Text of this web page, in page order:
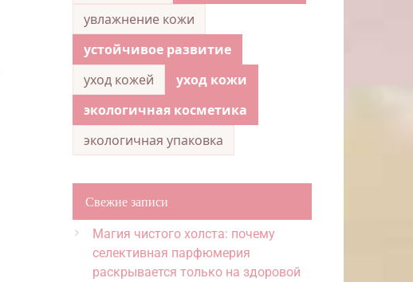
увлажнение кожи
устойчивое развитие
уход кожей
уход кожи
экологичная косметика
экологичная упаковка
Свежие записи
Магия чистого холста: почему
селективная парфюмерия
раскрывается только на здоровой